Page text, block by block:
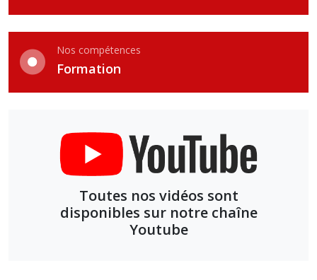
Nos compétences
Formation
Toutes nos vidéos sont
disponibles sur notre chaîne
Youtube